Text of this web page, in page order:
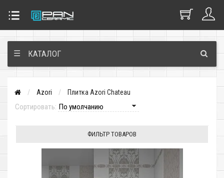
☰ КАТАЛОГ
Azori Плитка Azori Chateau
Сортировать:
ФИЛЬТР ТОВАРОВ